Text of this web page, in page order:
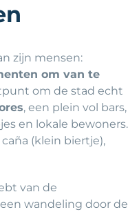
zijn mensen:
om van te
om de stad echt
, een plein vol bars,
en lokale bewoners.
(klein biertje),
van de
wandeling door de